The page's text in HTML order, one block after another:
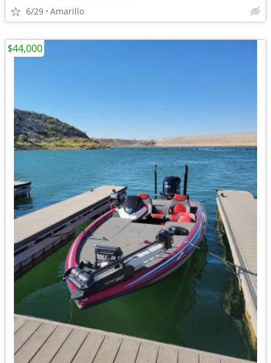
6/29 Amarillo
$44,000